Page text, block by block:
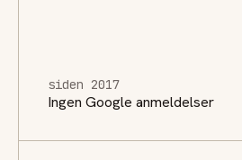
siden 2017
Ingen Google anmeldelser